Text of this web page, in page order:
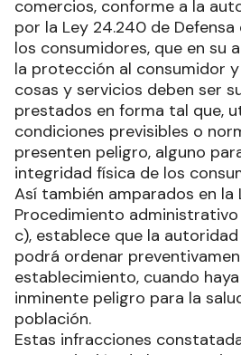
comercios, conforme a la
por la Ley 24.240 de
los consumidores, que en su
la protección al consumidor y
cosas y servicios deben ser
prestados en forma tal que,
condiciones previsibles o
presenten peligro, alguno
integridad física de los
Así también amparados en la
Procedimiento
c), establece que la
podrá ordenar
establecimiento, cuando
inminente peligro para la
población.
Estas infracciones